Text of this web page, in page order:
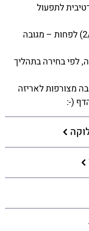
לתפעול
שני שליש (2/3) לפחות – מגובה
לפי בחירה בתהליך
מצורפות לאריזה
(-: